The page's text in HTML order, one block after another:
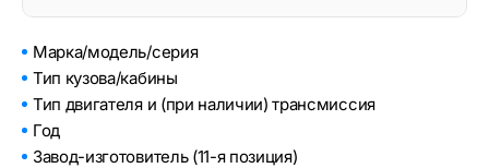
Марка/модель/серия
Тип кузова/кабины
Тип двигателя и (при наличии) трансмиссия
Год
Завод-изготовитель (11-я позиция)